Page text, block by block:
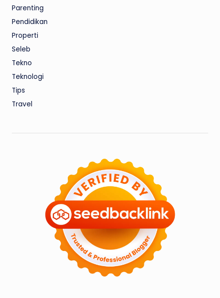
Parenting
Pendidikan
Properti
Seleb
Tekno
Teknologi
Tips
Travel